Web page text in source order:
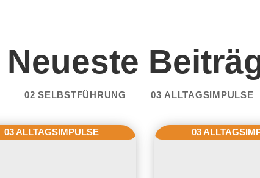
Neueste
02 SELBSTFÜHRUNG 03 ALLTAGSIMPULSE
03 ALLTAGSIMPULSE 03